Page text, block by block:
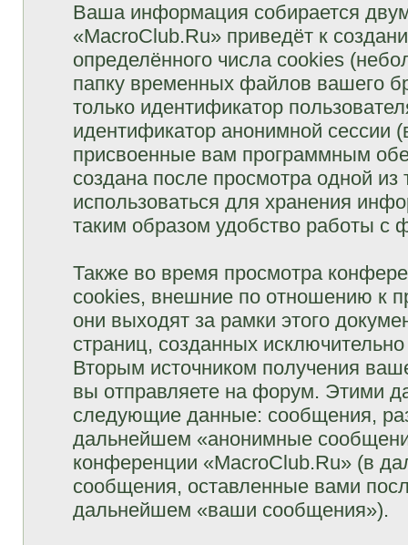
Ваша информация собирается
«MacroClub.Ru» приведёт к
определённого числа cookies
папку временных файлов вашего
только идентификатор
идентификатор анонимной сессии
присвоенные вам программным
создана после просмотра одной
использоваться для хранения
таким образом удобство работы с
Также во время просмотра
cookies, внешние по отношению к
они выходят за рамки этого
страниц, созданных
Вторым источником получения
вы отправляете на форум. Этими
следующие данные: сообщения,
дальнейшем «анонимные
конференции «MacroClub.Ru» (в
сообщения, оставленные вами
дальнейшем «ваши сообщения»).